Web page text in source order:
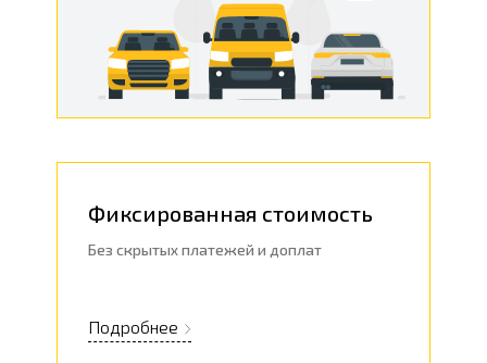
Фиксированная стоимость
Без скрытых платежей и доплат
Подробнее